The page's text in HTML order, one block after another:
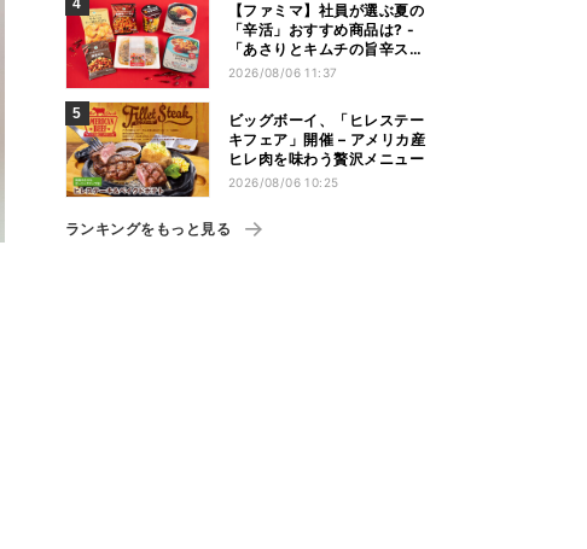
【ファミマ】社員が選ぶ夏の
「辛活」おすすめ商品は? -
「あさりとキムチの旨辛スン
ドゥブチゲ」「鬼金棒監修
ムチキン」など
2026/08/06 11:37
ビッグボーイ、「ヒレステー
キフェア」開催 – アメリカ産
ヒレ肉を味わう贅沢メニュー
2026/08/06 10:25
ランキングをもっと見る